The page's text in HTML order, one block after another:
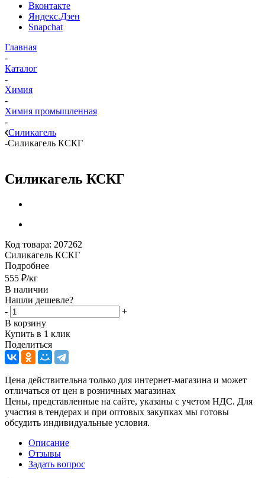
Вконтакте
Яндекс.Дзен
Snapchat
Главная
-
Каталог
-
Химия
-
Химия промышленная
-
Силикагель
-Силикагель КСКГ
Силикагель КСКГ
Код товара: 207262
Силикагель КСКГ
Подробнее
555 ₽/кг
В наличии
Нашли дешевле?
-
+
В корзину
Купить в 1 клик
Поделиться
Цена действительна только для интернет-магазина и может
отличаться от цен в розничных магазинах
Цены, представленные на сайте, указаны с учетом НДС. Для
участия в тендерах и при оптовых закупках мы готовы
обсудить индивидуальные условия.
Описание
Отзывы
Задать вопрос